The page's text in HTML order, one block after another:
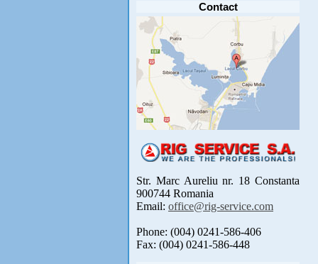
Contact
Str. Marc Aureliu nr. 18 Constanta
900744 Romania
Email: office@rig-service.com
Phone: (004) 0241-586-406
Fax: (004) 0241-586-448